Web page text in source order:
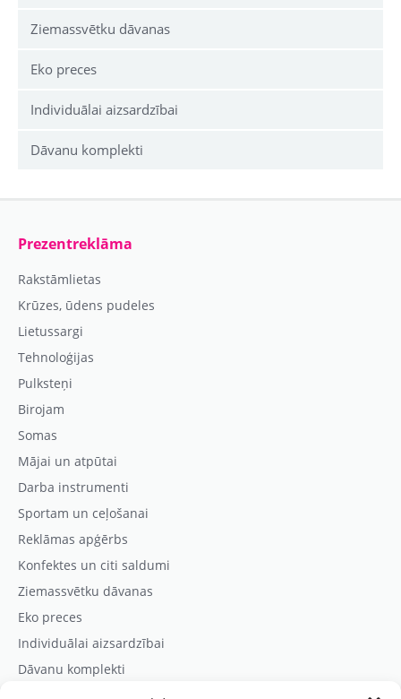
Ziemassvētku dāvanas
Eko preces
Individuālai aizsardzībai
Dāvanu komplekti
Prezentreklāma
Rakstāmlietas
Krūzes, ūdens pudeles
Lietussargi
Tehnoloģijas
Pulksteņi
Birojam
Somas
Mājai un atpūtai
Darba instrumenti
Sportam un ceļošanai
Reklāmas apģērbs
Konfektes un citi saldumi
Ziemassvētku dāvanas
Eko preces
Individuālai aizsardzībai
Dāvanu komplekti